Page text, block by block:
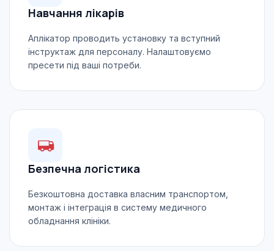
Навчання лікарів
Аплікатор проводить установку та вступний
інструктаж для персоналу. Налаштовуємо
пресети під ваші потреби.
Безпечна логістика
Безкоштовна доставка власним транспортом,
монтаж і інтеграція в систему медичного
обладнання клініки.